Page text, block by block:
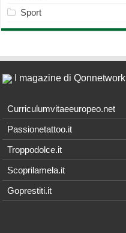
Sport
I magazine di Qonnetwork
Curriculumvitaeeuropeo.net
Passionetattoo.it
Troppodolce.it
Scoprilamela.it
Goprestiti.it